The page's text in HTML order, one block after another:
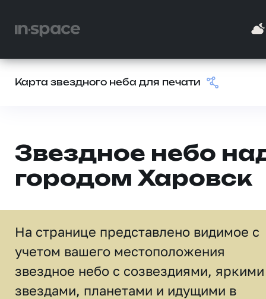
Карта звездного неба для печати
Звездное небо
городом Харовск
На странице представлено видимое c
учетом вашего местоположения
звездное небо c созвездиями, яркими
звездами, планетами и идущими в